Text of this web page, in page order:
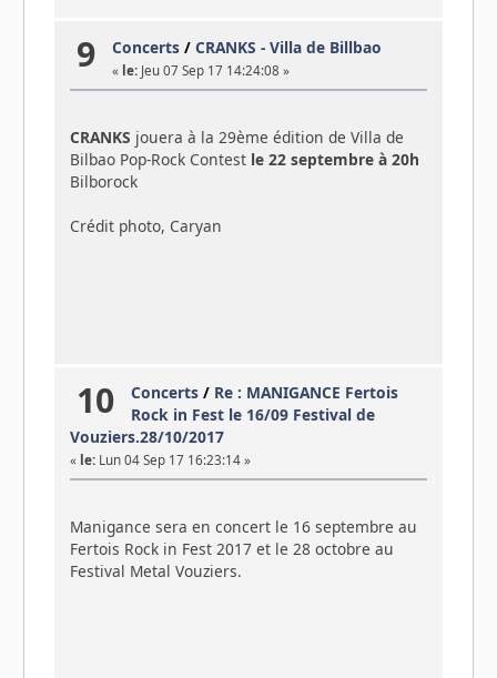
9 Concerts /CRANKS - Villa de Billbao
« le: Jeu 07 Sep 17 14:24:08 »
CRANKS jouera à la 29ème édition de Villa de
Bilbao Pop-Rock Contest le 22 septembre à 20h
Bilborock
Crédit photo, Caryan
10 Concerts / Re : MANIGANCE Fertois
Rock in Fest le 16/09 Festival de
Vouziers.28/10/2017
« le:Lun 04 Sep 17 16:23:14 »
Manigance sera en concert le 16 septembre au
Fertois Rock in Fest 2017 et le 28 octobre au
Festival Metal Vouziers.